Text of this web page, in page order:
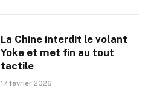
La Chine interdit le volant
Yoke et met fin au tout
tactile
17 février 2026